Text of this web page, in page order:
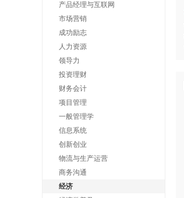
产品经理与互联网
市场营销
成功励志
人力资源
领导力
投资理财
财务会计
项目管理
一般管理学
信息系统
创新创业
物流与生产运营
商务沟通
经济